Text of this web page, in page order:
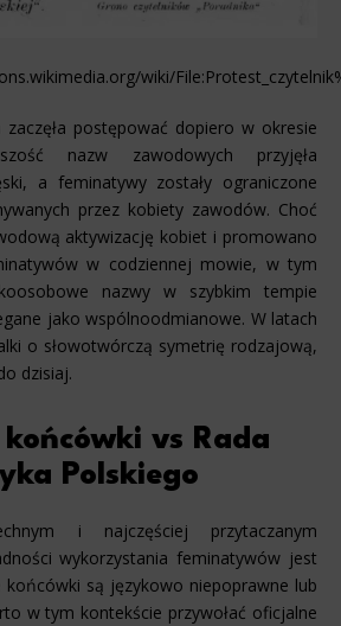
wiki/
zaczęła postępować dopiero w okresie
nazw zawodowych przyjęła
a feminatywy zostały ograniczone
przez kobiety zawodów. Choć
aktywizację kobiet i promowano
w codziennej mowie, w tym
nazwy w szybkim tempie
jako wspólnoodmianowe. W latach
o słowotwórczą symetrię rodzajową,
dzisiaj.
vs Rada
Polskiego
i najczęściej przytaczanym
wykorzystania feminatywów jest
końcówki są językowo niepoprawne lub
w tym kontekście przywołać oficjalne